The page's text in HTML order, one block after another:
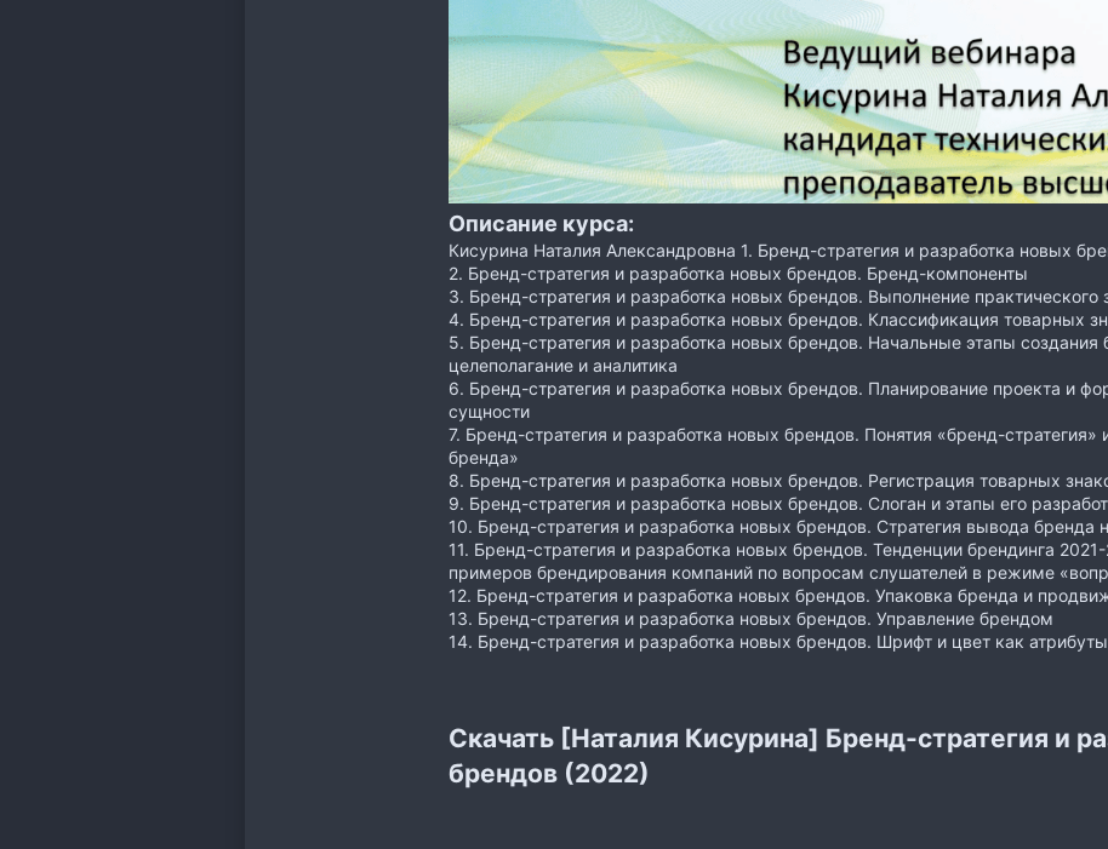
Описание курса:
Кисурина Наталия Александровна 1. Бренд-стратегия и разработка новых
2. Бренд-стратегия и разработка новых брендов. Бренд-компоненты
3. Бренд-стратегия и разработка новых брендов. Выполнение практического
4. Бренд-стратегия и разработка новых брендов. Классификация товарных
5. Бренд-стратегия и разработка новых брендов. Начальные этапы создания
целеполагание и аналитика
6. Бренд-стратегия и разработка новых брендов. Планирование проекта и
сущности
7. Бренд-стратегия и разработка новых брендов. Понятия «бренд-стратегия»
бренда»
8. Бренд-стратегия и разработка новых брендов. Регистрация товарных
9. Бренд-стратегия и разработка новых брендов. Слоган и этапы его
10. Бренд-стратегия и разработка новых брендов. Стратегия вывода бренда
11. Бренд-стратегия и разработка новых брендов. Тенденции брендинга
примеров брендирования компаний по вопросам слушателей в режиме
12. Бренд-стратегия и разработка новых брендов. Упаковка бренда и
13. Бренд-стратегия и разработка новых брендов. Управление брендом
14. Бренд-стратегия и разработка новых брендов. Шрифт и цвет как
Скачать [Наталия Кисурина] Бренд-стратегия и
брендов (2022)